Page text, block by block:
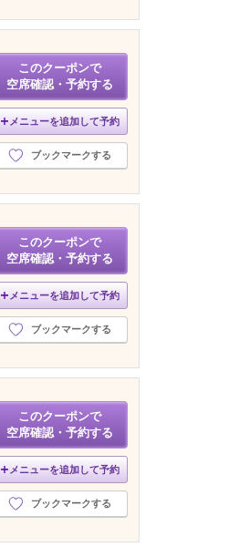
このクーポンで
空席確認・予約する
メニューを追加して予約
ブックマークする
このクーポンで
空席確認・予約する
メニューを追加して予約
ブックマークする
このクーポンで
空席確認・予約する
メニューを追加して予約
ブックマークする